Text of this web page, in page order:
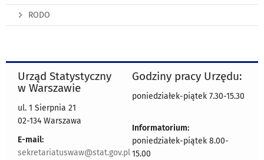
RODO
Urząd Statystyczny
w Warszawie
ul. 1 Sierpnia 21
02-134 Warszawa
E-mail:
sekretariatuswaw@stat.gov.pl
Godziny pracy Urzędu:
poniedziałek-piątek 7.30-15.30
Informatorium:
poniedziałek-piątek 8.00-
15.00